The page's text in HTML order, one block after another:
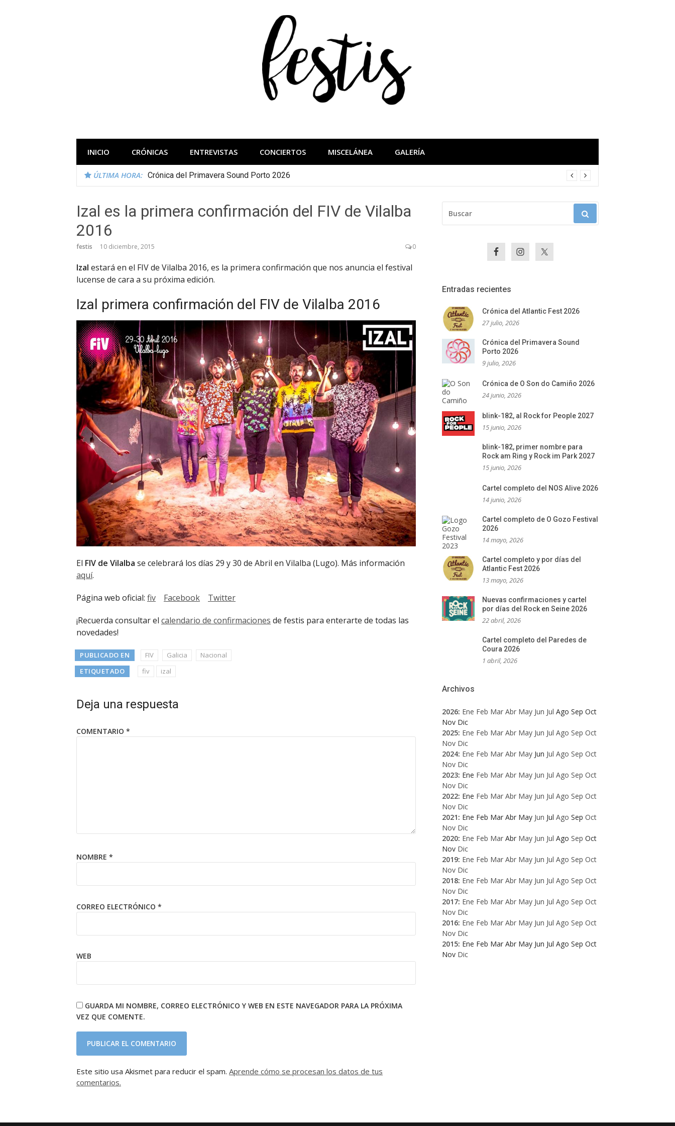
INICIO CRÓNICAS ENTREVISTAS CONCIERTOS MISCELÁNEA GALERÍA
ÚLTIMA HORA: Crónica del Primavera Sound Porto 2026
Izal es la primera confirmación del FIV de Vilalba
2016
festis 10 diciembre, 2015 0
Izal estará en el FIV de Vilalba 2016, es la primera confirmación que nos anuncia el festival
lucense de cara a su próxima edición.
Izal primera confirmación del FIV de Vilalba 2016
El FIV de Vilalba se celebrará los días 29 y 30 de Abril en Vilalba (Lugo). Más información
aquí.
Página web oficial: fiv Facebook Twitter
¡Recuerda consultar el calendario de confirmaciones de festis para enterarte de todas las
novedades!
PUBLICADO EN FIV Galicia
Nacional
ETIQUETADO
fiv izal
Deja una respuesta
COMENTARIO *
NOMBRE *
CORREO ELECTRÓNICO *
WEB
GUARDA MI NOMBRE, CORREO ELECTRÓNICO Y WEB EN ESTE NAVEGADOR PARA LA PRÓXIMA
VEZ QUE COMENTE.
Este sitio usa Akismet para reducir el spam. Aprende cómo se procesan los datos de tus
comentarios.
Entradas recientes
Crónica del Atlantic Fest 2026
27 julio, 2026
Crónica del Primavera Sound
Porto 2026
9 julio, 2026
Crónica de O Son do Camiño 2026
24 junio, 2026
blink-182, al Rock for People 2027
15 junio, 2026
blink-182, primer nombre para
Rock am Ring y Rock im Park 2027
15 junio, 2026
Cartel completo del NOS Alive 2026
14 junio, 2026
Cartel completo de O Gozo Festival
2026
14 mayo, 2026
Cartel completo y por días del
Atlantic Fest 2026
13 mayo, 2026
Nuevas confirmaciones y cartel
por días del Rock en Seine 2026
22 abril, 2026
Cartel completo del Paredes de
Coura 2026
1 abril, 2026
Archivos
2026: Ene Feb Mar Abr May Jun Jul Ago Sep Oct
Nov Dic
2025: Ene Feb Mar Abr May Jun Jul Ago Sep Oct
Nov Dic
2024: Ene Feb Mar Abr May Jun Jul Ago Sep Oct
Nov Dic
2023: Ene Feb Mar Abr May Jun Jul Ago Sep Oct
Nov Dic
2022: Ene Feb Mar Abr May Jun Jul Ago Sep Oct
Nov Dic
2021: Ene Feb Mar Abr May Jun Jul Ago Sep Oct
Nov Dic
2020: Ene Feb Mar Abr May Jun Jul Ago Sep Oct
Nov Dic
2019: Ene Feb Mar Abr May Jun Jul Ago Sep Oct
Nov Dic
2018: Ene Feb Mar Abr May Jun Jul Ago Sep Oct
Nov Dic
2017: Ene Feb Mar Abr May Jun Jul Ago Sep Oct
Nov Dic
2016: Ene Feb Mar Abr May Jun Jul Ago Sep Oct
Nov Dic
2015: Ene Feb Mar Abr May Jun Jul Ago Sep Oct
Nov Dic